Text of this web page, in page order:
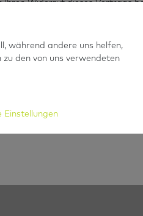
Widerruf dieses Vertrags
Zahlungsmittel, das Sie
Ihnen wegen dieser
haben oder bis Sie den
der Waren
Umgang mit ihnen
dieses Vertrags
während andere uns helfen,
den von uns verwendeten
Einstellungen